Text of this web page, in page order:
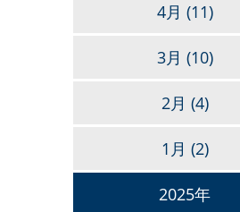
4月 (11)
3月 (10)
2月 (4)
1月 (2)
2025年